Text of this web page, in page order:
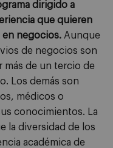
dirigido a
que quieren
negocios. Aunque
de negocios son
más de un tercio de
Los demás son
médicos o
conocimientos. La
la diversidad de los
académica de